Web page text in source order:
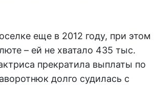
еще в 2012 году, при этом
– ей не хватало 435 тыс.
прекратила выплаты по
долго судилась с